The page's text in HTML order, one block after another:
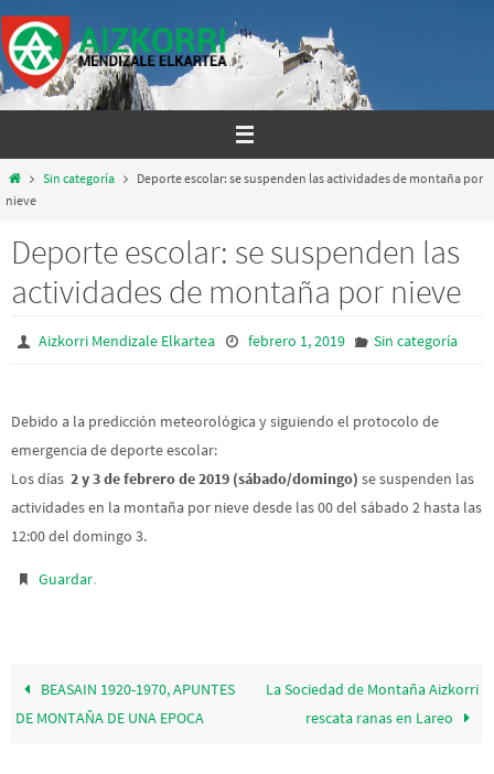
Ir
al
contenido
InicioSin categoría
Deporte escolar: se suspenden las actividades de montaña por
nieve
Deporte escolar: se suspenden las
actividades de montaña por nieve
Aizkorri Mendizale Elkartea febrero 1, 2019 Sin categoría
Debido a la predicción meteorológica y siguiendo el protocolo de
emergencia de deporte escolar:
Los días 2 y 3 de febrero de 2019 (sábado/domingo) se suspenden las
actividades en la montaña por nieve desde las 00 del sábado 2 hasta las
12:00 del domingo 3.
Guardar.
BEASAIN 1920-1970, APUNTES
DE MONTAÑA DE UNA EPOCA
La Sociedad de Montaña Aizkorri
rescata ranas en Lareo